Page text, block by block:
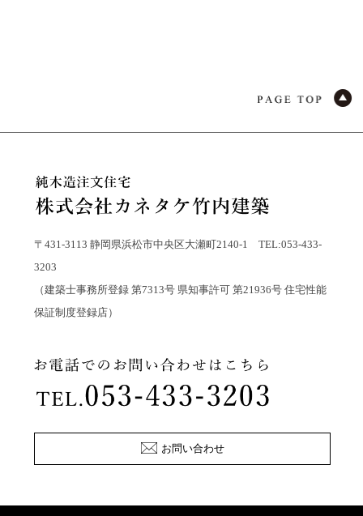
〒431-3113 静岡県浜松市中央区大瀬町2140-1 TEL:053-433-
3203
（建築士事務所登録 第7313号 県知事許可 第21936号 住宅性能
保証制度登録店）
お問い合わせ